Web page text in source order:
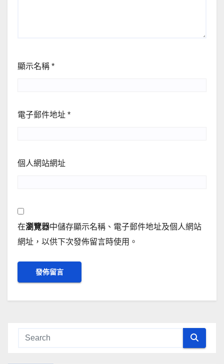
顯示名稱 *
電子郵件地址 *
個人網站網址
在瀏覽器中儲存顯示名稱、電子郵件地址及個人網站
網址，以供下次發佈留言時使用。